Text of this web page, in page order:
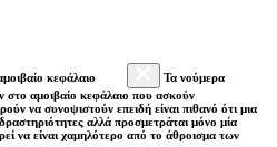
κεφάλαιο
Τα νούμερα
στο αμοιβαίο κεφάλαιο που ασκούν
να συνοψιστούν επειδή είναι πιθανό ότι μια
αλλά προσμετράται μόνο μία
να είναι χαμηλότερο από το άθροισμα των